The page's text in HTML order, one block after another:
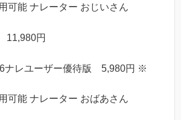
可能 ナレーター おじいさん
11,980円
6ナレユーザー優待版 5,980円 ※
可能 ナレーター おばあさん